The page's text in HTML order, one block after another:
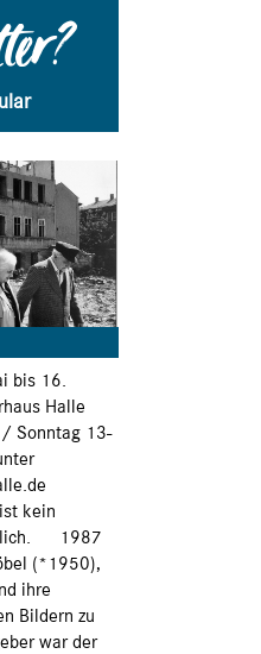
bis 16.
Halle
Sonntag 13-
kein
1987
(*1950),
ihre
Bildern zu
war der